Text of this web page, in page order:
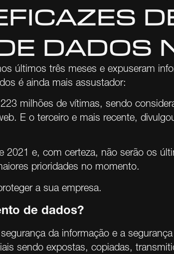
DADOS
últimos três meses e expuseram
é ainda mais assustador:
milhões de vítimas, sendo
E o terceiro e mais recente,
2021 e, com certeza, não serão os
prioridades no momento.
a sua empresa.
de dados?
da informação e a
sendo expostas, copiadas,